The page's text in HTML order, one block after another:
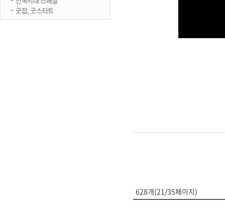
굿잡, 굿스타트
628개(21/35페이지)